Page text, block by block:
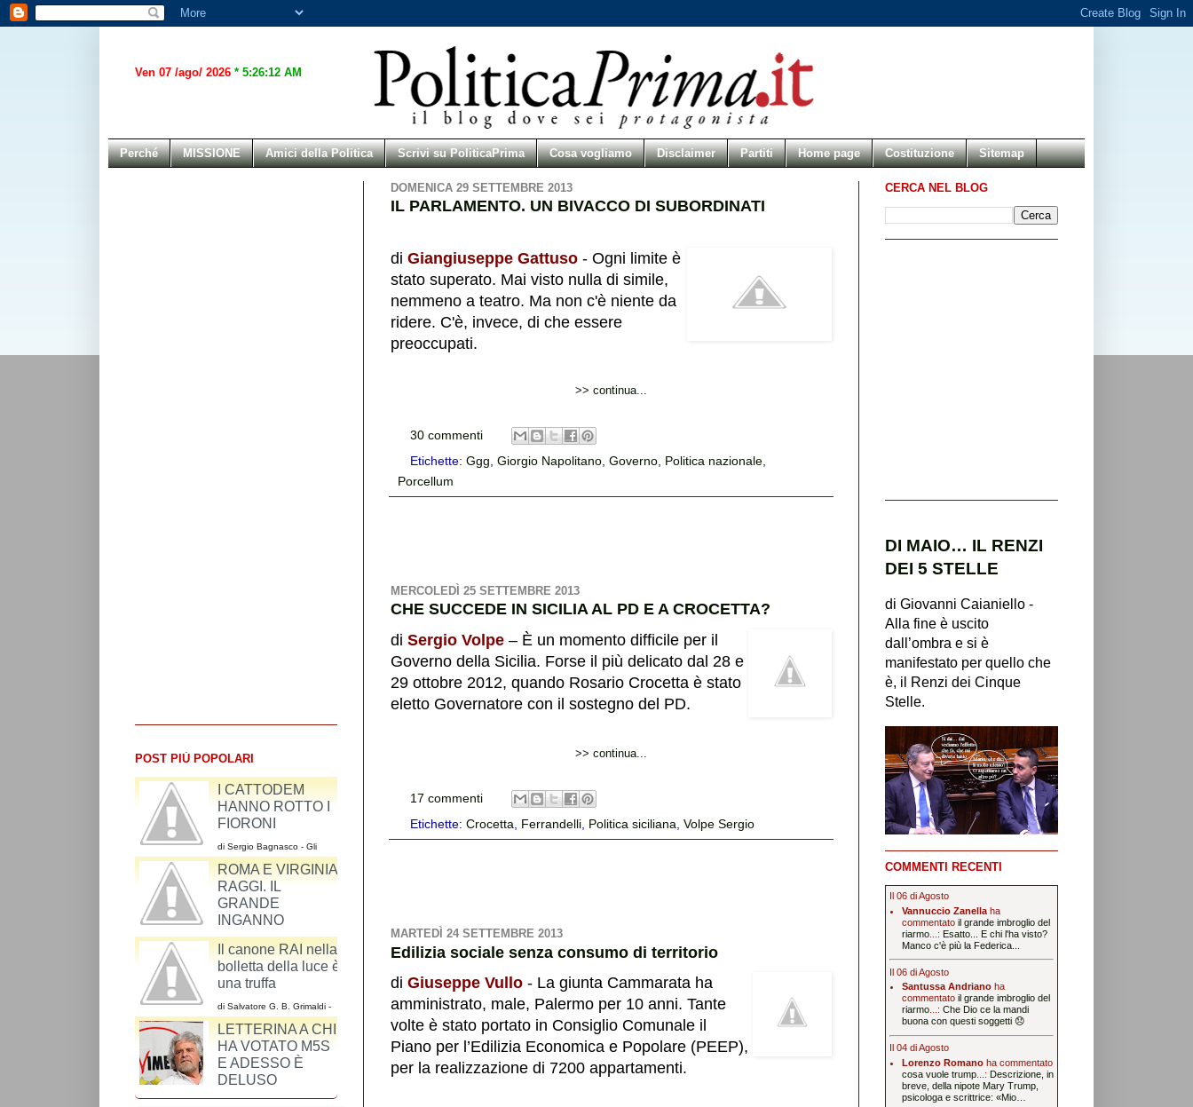
Ven 07 /ago/ 2026 * 5:26:12 AM
Perché MISSIONE Amici della Politica Scrivi su PoliticaPrima Cosa vogliamo Disclaimer Partiti Home page Costituzione Sitemap
DOMENICA 29 SETTEMBRE 2013
IL PARLAMENTO. UN BIVACCO DI SUBORDINATI
di Giangiuseppe Gattuso - Ogni limite è
stato superato. Mai visto nulla di simile,
nemmeno a teatro. Ma non c'è niente da
ridere. C'è, invece, di che essere
preoccupati.
>> continua...
30 commenti
Etichette:Ggg ,Giorgio Napolitano ,Governo Politica nazionale
Porcellum
MERCOLEDÌ 25 SETTEMBRE 2013
CHE SUCCEDE IN SICILIA AL PD E A CROCETTA?
di Sergio Volpe – È un momento difficile per il
Governo della Sicilia. Forse il più delicato dal 28 e
29 ottobre 2012, quando Rosario Crocetta è stato
eletto Governatore con il sostegno del PD.
>> continua...
17 commenti
Etichette:Crocetta Ferrandelli Politica siciliana ,Volpe Sergio
MARTEDÌ 24 SETTEMBRE 2013
Edilizia sociale senza consumo di territorio
di Giuseppe Vullo - La giunta Cammarata ha
amministrato, male, Palermo per 10 anni. Tante
volte è stato portato in Consiglio Comunale il
Piano per l’Edilizia Economica e Popolare (PEEP),
per la realizzazione di 7200 appartamenti.
POST PIÙ POPOLARI
I CATTODEM
HANNO ROTTO I
FIORONI
di Sergio Bagnasco - Gli
argomenti dei cattodem
riguardo al ddl Cirinnà sono
ROMA E VIRGINIA
RAGGI. IL
GRANDE
INGANNO
di Maurizio Alesi - Una volta si andava a Roma
per vedere il Colosseo, l’Altare della Patria, il
colonnato di S. Pietro o Piazza Navona.
Il canone RAI nella
bolletta della luce è
una truffa
di Salvatore G. B. Grimaldi -
La RAI-Radiotelevisione
Italiana S.p.A. è una azienda
Mediaset.
LETTERINA A CHI
HA VOTATO M5S
E ADESSO È
DELUSO
CERCA NEL BLOG
DI MAIO… IL RENZI
DEI 5 STELLE
di Giovanni Caianiello -
Alla fine è uscito
dall’ombra e si è
manifestato per quello che
è, il Renzi dei Cinque
Stelle.
COMMENTI RECENTI
Il 06 di Agosto
Vannuccio Zanellaha
commentato il grande imbroglio del
riarmo...: Esatto... E chi l'ha visto?
Manco c'è più la Federica...
Il 06 di Agosto
Santussa Andrianoha
commentato il grande imbroglio del
riarmo...: Che Dio ce la mandi
buona con questi soggetti 😞
Il 04 di Agosto
Lorenzo Romanoha commentato
cosa vuole trump...: Descrizione, in
breve, della nipote Mary Trump,
psicologa e scrittrice: «Mio…